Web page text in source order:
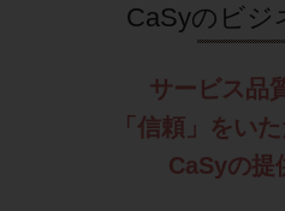
CaSyのビジ
サービス品
「信頼」をい
CaSyの提